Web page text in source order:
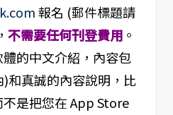
報名 (郵件標題請
不需要任何刊登費用。
的中文介紹，內容包
和真誠的內容說明，比
不是把您在 App Store